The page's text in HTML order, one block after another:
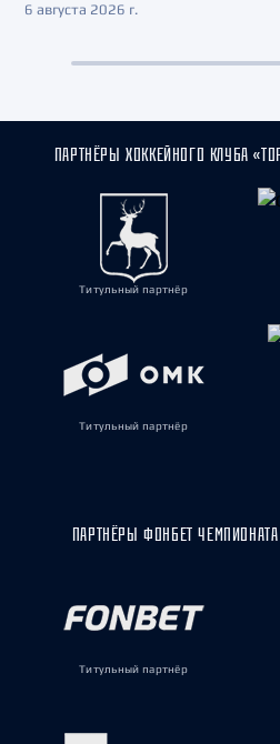
6 августа 2026 г.
ПАРТНЁРЫ ХОККЕЙНОГО КЛУБА
Титульный партнёр
Титульный партнёр
ПАРТНЁРЫ ФОНБЕТ ЧЕМПИОНАТА
Титульный партнёр